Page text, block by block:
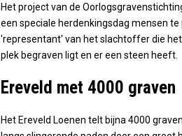
Het project van de
een speciale herdenkingsdag mensen
'representant' van het slachtoffer die
plek begraven ligt en er een steen heeft.
Ereveld met 4000 graven
Het Ereveld Loenen telt bijna 4000